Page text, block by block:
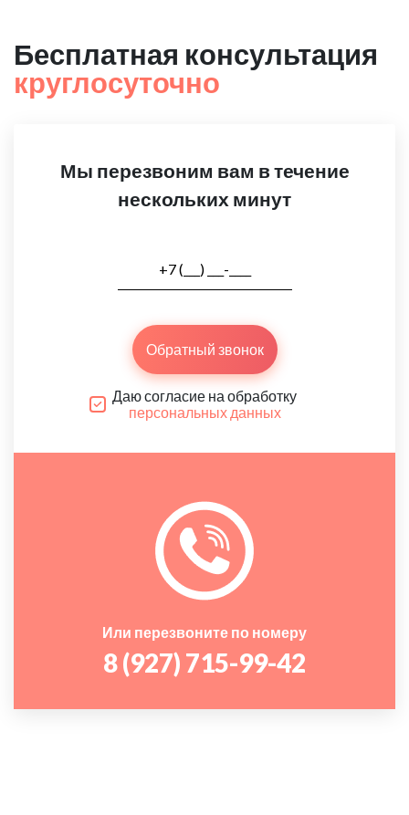
Бесплатная консультация
круглосуточно
Мы перезвоним вам в течение
нескольких минут
Обратный звонок
Даю согласие на обработку
персональных данных
Или перезвоните по номеру
8 (927) 715-99-42